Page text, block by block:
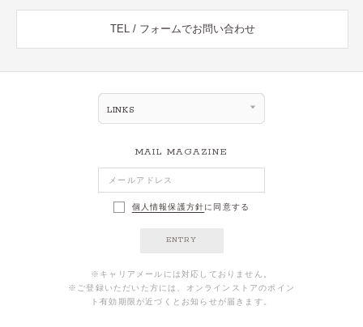
TEL / フォームでお問い合わせ
LINKS
MAIL MAGAZINE
個人情報保護方針に同意する
ENTRY
※キャリアメールには対応しておりません。
※ご登録いただいた方には、オンラインストアのポイン
ト有効期限が近づくとお知らせが届きます。